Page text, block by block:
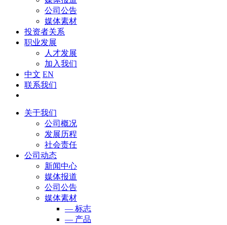
公司公告
媒体素材
投资者关系
职业发展
人才发展
加入我们
中文 EN
联系我们
关于我们
公司概况
发展历程
社会责任
公司动态
新闻中心
媒体报道
公司公告
媒体素材
— 标志
— 产品